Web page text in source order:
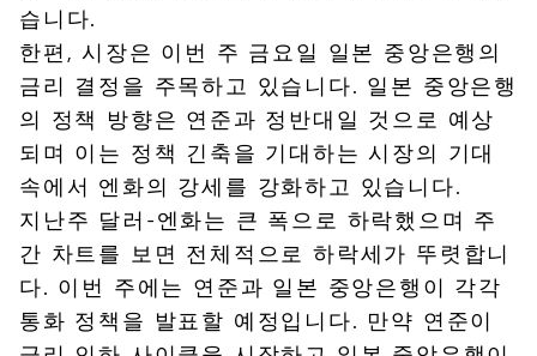
습니다.
한편, 시장은 이번 주 금요일 일본 중앙은행의
금리 결정을 주목하고 있습니다. 일본 중앙은행
의 정책 방향은 연준과 정반대일 것으로 예상
되며 이는 정책 긴축을 기대하는 시장의 기대
속에서 엔화의 강세를 강화하고 있습니다.
지난주 달러-엔화는 큰 폭으로 하락했으며 주
간 차트를 보면 전체적으로 하락세가 뚜렷합니
다. 이번 주에는 연준과 일본 중앙은행이 각각
통화 정책을 발표할 예정입니다. 만약 연준이